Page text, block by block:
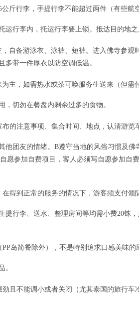
公斤行李，手提行李不能超过两件（有些
运行李内，托运行李要上锁。抵达目的地
自备游泳衣、泳裤、短裤。进入佛寺参
多带一件厚衣以防空调低温。
主，如需热水或茶可唤服务生送来（但
，切勿在餐盘内剩余过多的食物。
的注意事项、集合时间、地点，认清游
他团友的情绪。B遵守当地的风俗习惯及
愿参加自费项目，客人必须写自愿参加自
得到正常的服务的情况下，游客须支付
提行李、送水、整理房间等均需小费20铢
PP岛简餐除外），不是特别追求口感美味
。
且不能调小或者关闭（尤其泰国的旅行